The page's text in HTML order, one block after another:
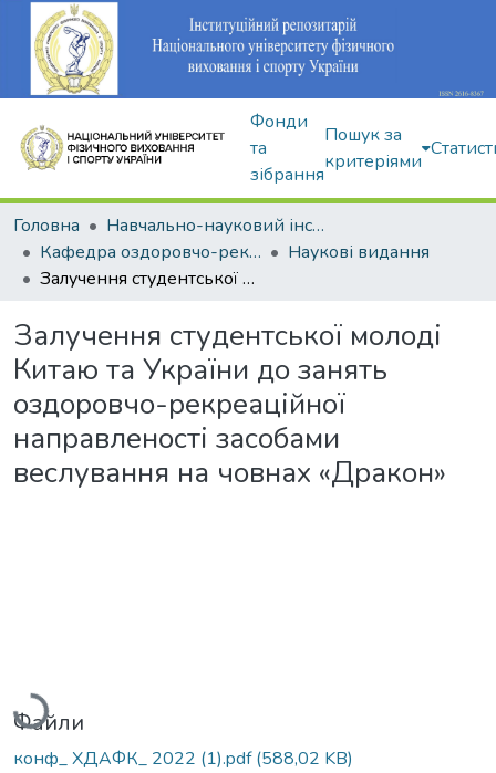
Фонди
та
зібрання
Пошук за
критеріями
Головна
Навчально-науковий інститут здоров'я, реабілітації та фізичного виховання
Кафедра оздоровчо-рекреаційної рухової активності
Наукові видання
Залучення студентської молоді Китаю та України до занять оздоровчо-рекреаційної направленості засобами веслування на човнах «Дракон»
Залучення студентської молоді
Китаю та України до занять
оздоровчо-рекреаційної
направленості засобами
веслування на човнах «Дракон»
Вантажиться...
Файли
конф_ ХДАФК_ 2022 (1).pdf(588,02 KB)